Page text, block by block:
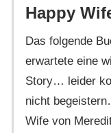
Happy
Das folgende
erwartete eine
Story… leider
nicht
Wife von